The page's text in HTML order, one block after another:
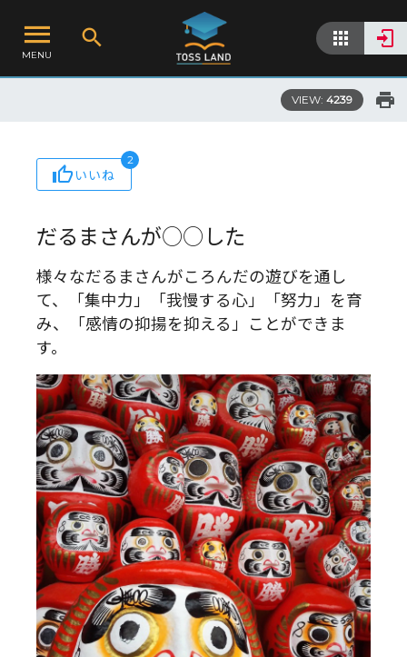
MENU
VIEW: 4239
いいね
2
だるまさんが○○した
様々なだるまさんがころんだの遊びを通し
て、「集中力」「我慢する心」「努力」を育
み、「感情の抑揚を抑える」ことができま
す。